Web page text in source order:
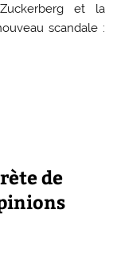
et la
scandale :
de